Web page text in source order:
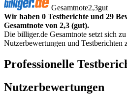
Gesamtnote2,3gut
Wir haben 0 Testberichte und 29
Gesamtnote von 2,3 (gut).
Die billiger.de Gesamtnote setzt sich
Nutzerbewertungen und Testberichten
Professionelle
Nutzerbewertungen